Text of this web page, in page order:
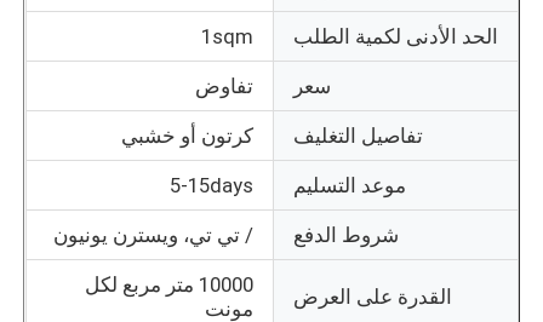
ضبط الجودة
أخبار
الحد الأدنى لكمية الطلب 1sqm
سعر تفاوض
تفاصيل التغليف كرتون أو خشبي
موعد التسليم 5-15days
شروط الدفع / تي تي، ويسترن يونيون
القدرة على العرض
10000 متر مربع لكل
مونت